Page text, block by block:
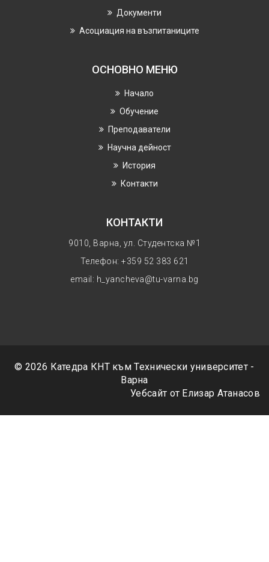
Документи
Асоциация на възпитаниците
ОСНОВНО МЕНЮ
Начало
Обучение
Преподаватели
Научнa дейност
История
Контакти
КОНТАКТИ
9010, Варна, ул. Студентска №1
Телефон: +359 52 383 621
email: h_yancheva@tu-varna.bg
© 2026 Катедра КНТ къмТехнически университет -
Варна
Уебсайт от Елизар Атанасов